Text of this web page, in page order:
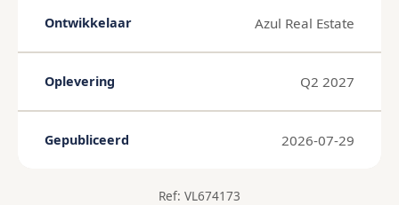
Ontwikkelaar Azul Real Estate
Oplevering Q2 2027
Gepubliceerd 2026-07-29
Ref: VL674173